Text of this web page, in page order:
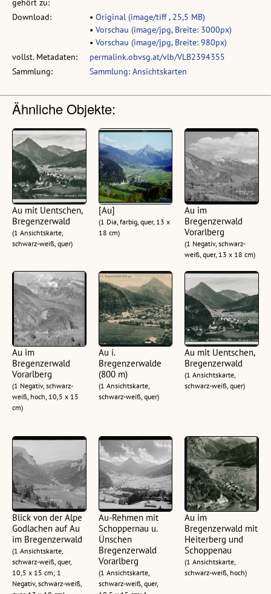
gehört zu:
Download:
• Original (image/tiff , 25,5 MB)
• Vorschau (image/jpg, Breite: 3000px)
• Vorschau (image/jpg, Breite: 980px)
vollst. Metadaten:
permalink.obvsg.at/vlb/VLB2394355
Sammlung:
Sammlung: Ansichtskarten
Ähnliche Objekte:
Au mit Uentschen,
Bregenzerwald
(1 Ansichtskarte,
schwarz-weiß, quer)
[Au]
(1 Dia, farbig, quer, 13 x
18 cm)
Au im
Bregenzerwald
Vorarlberg
(1 Negativ, schwarz-
weiß, quer, 13 x 18 cm)
Au im
Bregenzerwald
Vorarlberg
(1 Negativ, schwarz-
weiß, hoch, 10,5 x 15
cm)
Au i.
Bregenzerwalde
(800 m)
(1 Ansichtskarte,
schwarz-weiß, quer)
Au mit Uentschen,
Bregenzerwald
(1 Ansichtskarte,
schwarz-weiß, quer)
Blick von der Alpe
Godlachen auf Au
im Bregenzerwald
(1 Ansichtskarte,
schwarz-weiß, quer,
10,5 x 15 cm; 1
Negativ, schwarz-weiß,
Au-Rehmen mit
Schoppernau u.
Ünschen
Bregenzerwald
Vorarlberg
(1 Ansichtskarte,
schwarz-weiß, quer,
Au im
Bregenzerwald mit
Heiterberg und
Schoppenau
(1 Ansichtskarte,
schwarz-weiß, hoch)